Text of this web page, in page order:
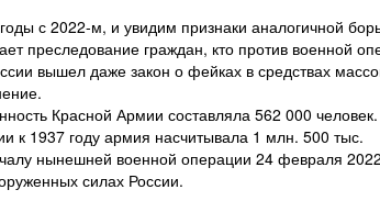
с 2022-м, и увидим признаки аналогичной
преследование граждан, кто против военной
вышел даже закон о фейках в средствах
Красной Армии составляла 562 000 человек.
к 1937 году армия насчитывала 1 млн. 500 тыс.
нынешней военной операции 24 февраля
силах России.